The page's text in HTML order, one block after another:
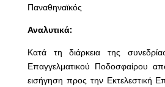
Παναθηναϊκός
Αναλυτικά:
Κατά τη διάρκεια της
Επαγγελματικού Ποδοσφαίρου
εισήγηση προς την Εκτελεστική